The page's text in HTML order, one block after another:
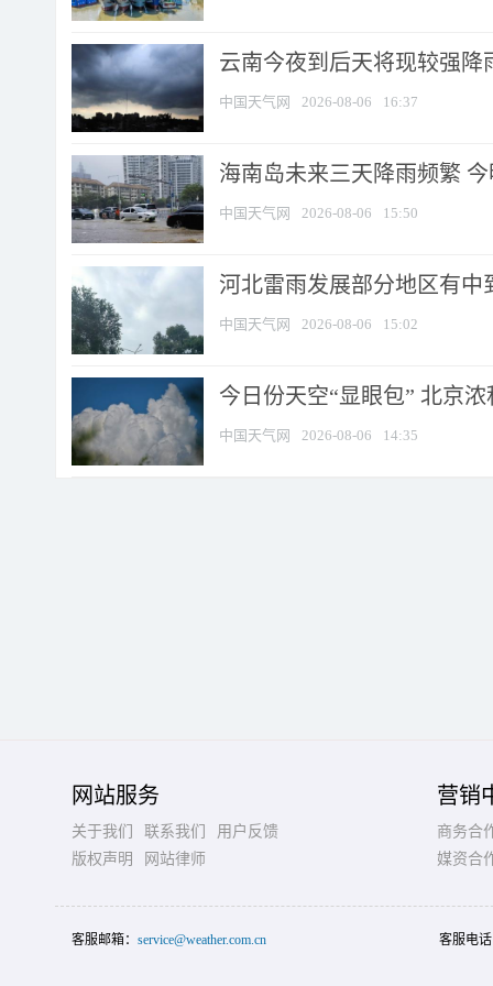
云南今夜到后天将现较强降
中国天气网 2026-08-06 16:37
海南岛未来三天降雨频繁
中国天气网 2026-08-06 15:50
河北雷雨发展部分地区有中
中国天气网 2026-08-06 15:02
今日份天空“显眼包” 北京
中国天气网 2026-08-06 14:35
网站服务
关于我们 联系我们
用户反馈
版权声明
网站律师
营销
商务合
媒资合
客服邮箱： service@weather.com.cn 客服电